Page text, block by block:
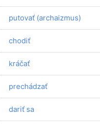
putovať (archaizmus)
chodiť
kráčať
prechádzať
dariť sa